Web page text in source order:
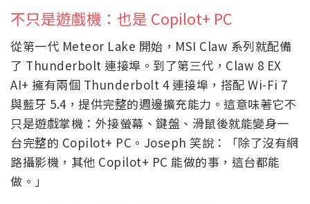
不只是遊戲機：也是 Copilot+ PC
從第一代 Meteor Lake 開始，MSI Claw 系列就配備
了 Thunderbolt 連接埠。到了第三代，Claw 8 EX
AI+ 擁有兩個 Thunderbolt 4 連接埠，搭配 Wi-Fi 7
與藍牙 5.4，提供完整的週邊擴充能力。這意味著它不
只是遊戲掌機：外接螢幕、鍵盤、滑鼠後就能變身一
台完整的 Copilot+ PC。Joseph 笑說：「除了沒有網
路攝影機，其他 Copilot+ PC 能做的事，這台都能
做。」